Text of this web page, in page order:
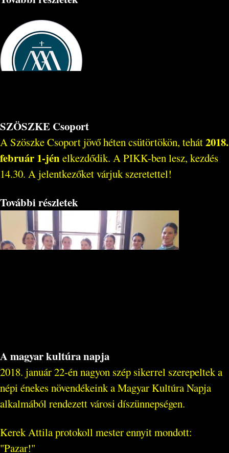
SZÖSZKE Csoport
A Szöszke Csoport jövő héten csütörtökön, tehát2018.
február 1-jénelkezdődik. A PIKK-ben lesz, kezdés
14.30. A jelentkezőket várjuk szeretettel!
További részletek
A magyar kultúra napja
2018. január 22-én nagyon szép sikerrel szerepeltek a
népi énekes növendékeink a Magyar Kultúra Napja
alkalmából rendezett városi díszünnepségen.
Kerek Attila protokoll mester ennyit mondott:
"Pazar!"